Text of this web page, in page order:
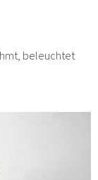
beleuchtet